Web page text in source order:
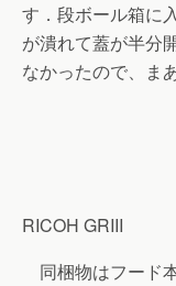
す．段ボール箱に
が潰れて蓋が半分
なかったので、ま
RICOH GRIII
同梱物はフード